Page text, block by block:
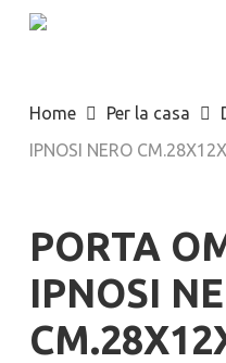
Skip
content
Home Per la casa
IPNOSI NERO
PORTA
IPNOSI